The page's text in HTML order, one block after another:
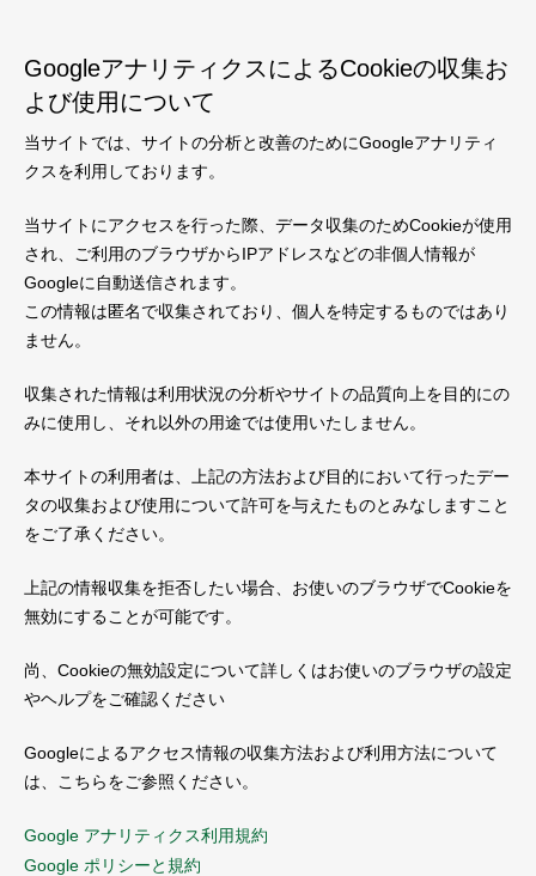
GoogleアナリティクスによるCookieの収集お
よび使用について
当サイトでは、サイトの分析と改善のためにGoogleアナリティ
クスを利用しております。
当サイトにアクセスを行った際、データ収集のためCookieが使用
され、ご利用のブラウザからIPアドレスなどの非個人情報が
Googleに自動送信されます。
この情報は匿名で収集されており、個人を特定するものではあり
ません。
収集された情報は利用状況の分析やサイトの品質向上を目的にの
みに使用し、それ以外の用途では使用いたしません。
本サイトの利用者は、上記の方法および目的において行ったデー
タの収集および使用について許可を与えたものとみなしますこと
をご了承ください。
上記の情報収集を拒否したい場合、お使いのブラウザでCookieを
無効にすることが可能です。
尚、Cookieの無効設定について詳しくはお使いのブラウザの設定
やヘルプをご確認ください
Googleによるアクセス情報の収集方法および利用方法について
は、こちらをご参照ください。
Google アナリティクス利用規約
Google ポリシーと規約